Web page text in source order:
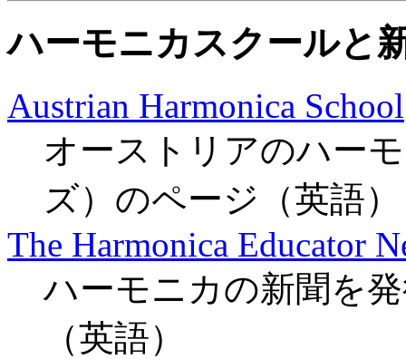
ハーモニカスクールと
Austrian Harmonica School
オーストリアのハー
ズ）のページ（英語）
The Harmonica Educator
ハーモニカの新聞を
（英語）